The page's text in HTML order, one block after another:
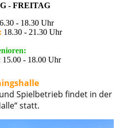
- FREITAG
- 18.30 Uhr
18.30 - 21.30 Uhr
- 18.00 Uhr
Spielbetrieb findet in der
statt.